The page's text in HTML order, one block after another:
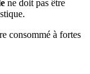
ne doit pas être
consommé à fortes